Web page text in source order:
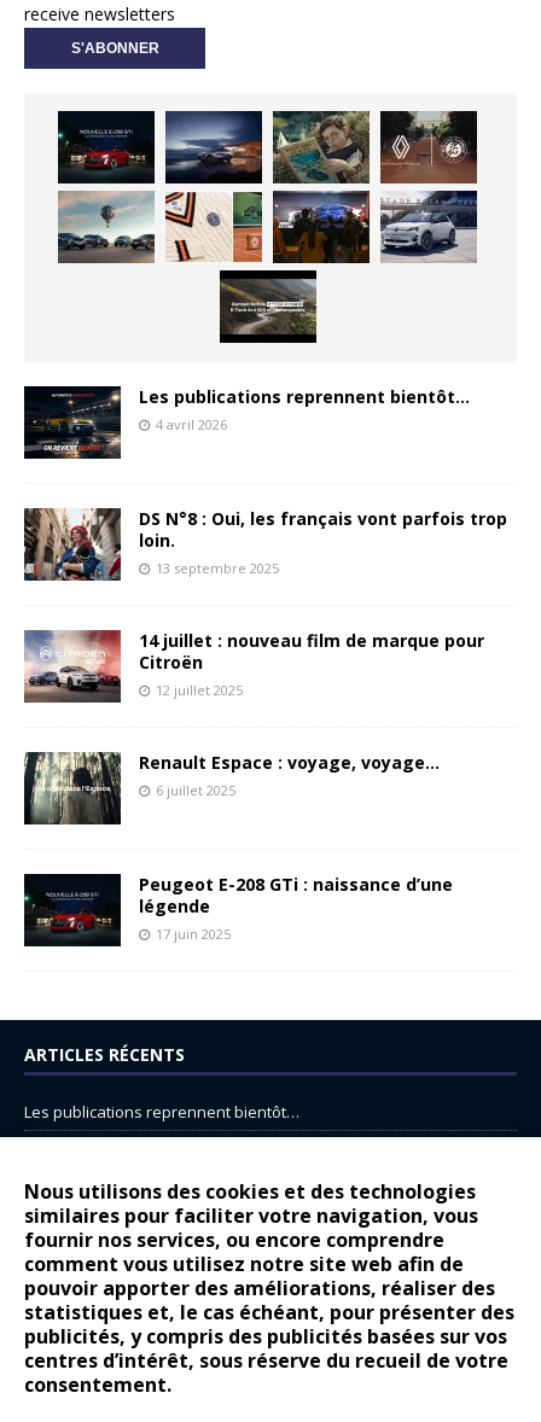
Nous utilisons des cookies et des technologies
similaires pour faciliter votre navigation, vous
fournir nos services, ou encore comprendre
comment vous utilisez notre site web afin de
pouvoir apporter des améliorations, réaliser des
statistiques et, le cas échéant, pour présenter des
publicités, y compris des publicités basées sur vos
centres d’intérêt, sous réserve du recueil de votre
consentement.
receive newsletters
Les publications reprennent bientôt…
4 avril 2026
DS N°8 : Oui, les français vont parfois trop
loin.
13 septembre 2025
14 juillet : nouveau film de marque pour
Citroën
12 juillet 2025
Renault Espace : voyage, voyage…
6 juillet 2025
Peugeot E-208 GTi : naissance d’une
légende
17 juin 2025
ARTICLES RÉCENTS
Les publications reprennent bientôt…
14 juillet : nouveau film de marque pour Citroën
Renault Espace : voyage, voyage…
Peugeot E-208 GTi : naissance d’une légende
COMMENTAIRES RÉCENTS
Bernard DardartdansDacia Sandero : pour les gens vrais